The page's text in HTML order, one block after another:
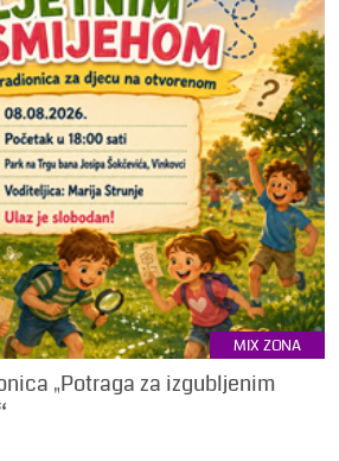
MIX ZONA
„Potraga za izgubljenim